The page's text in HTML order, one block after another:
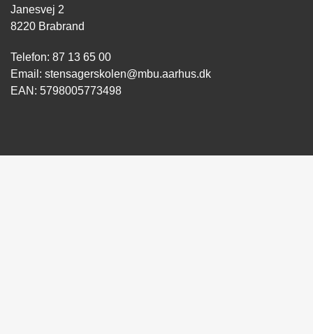
Janesvej 2
8220 Brabrand
Telefon: 87 13 65 00
Email: stensagerskolen@mbu.aarhus.dk
EAN: 5798005773498